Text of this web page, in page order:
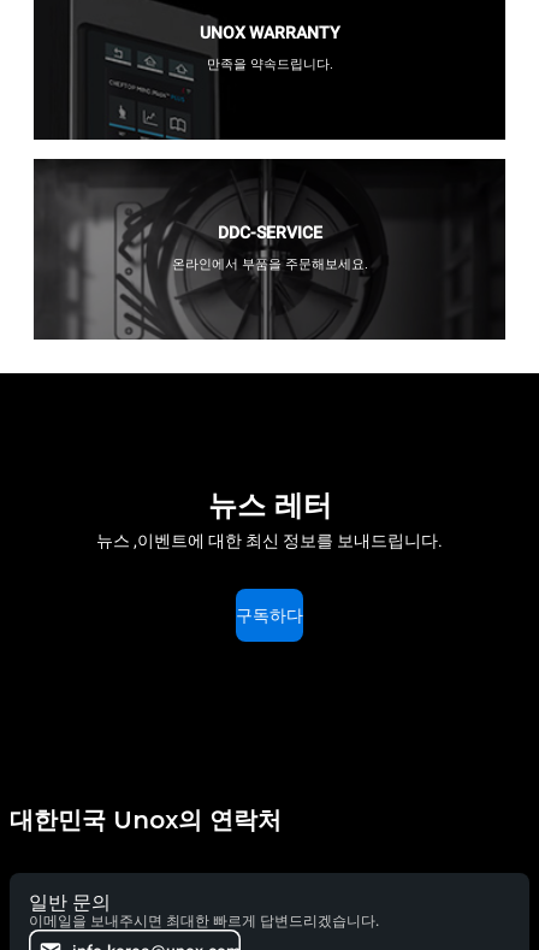
UNOX WARRANTY
만족을 약속드립니다.
DDC-SERVICE
온라인에서 부품을 주문해보세요.
뉴스 레터
뉴스 ,이벤트에 대한 최신 정보를 보내드립니다.
구독하다
대한민국 Unox의 연락처
일반 문의
이메일을 보내주시면 최대한 빠르게 답변드리겠습니다.